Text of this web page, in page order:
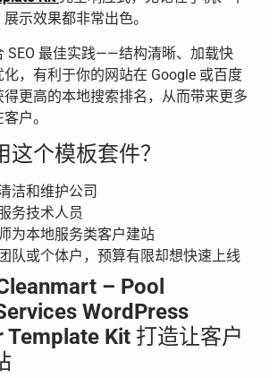
示效果都非常出色。
SEO 最佳实践——结构清晰、加载快
，有利于你的网站在 Google 或百度
更高的本地搜索排名，从而带来更多
户。
这个模板套件？
洁和维护公司
务技术人员
为本地服务类客户建站
队或个体户，预算有限却想快速上线
– Pool
WordPress
Template Kit 打造让客户